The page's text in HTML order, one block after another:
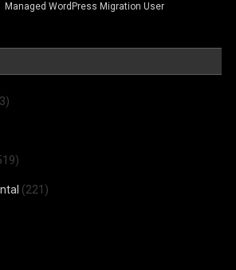
Managed WordPress Migration User
(221)